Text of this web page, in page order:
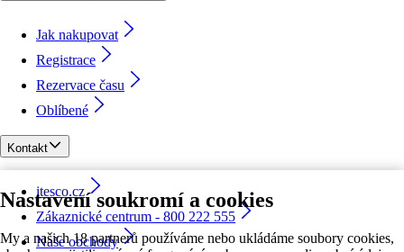
Nastavení soukromí a cookies
My a našich 18 partnerů používáme nebo ukládáme soubory cookies,
Jak nakupovat
Registrace
Rezervace času
Oblíbené
Kontakt
itesco.cz
Zákaznické centrum - 800 222 555
Naše obchody